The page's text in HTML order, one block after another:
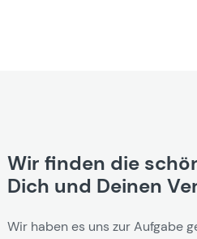
Wir finden die
Dich und Deinen
Wir haben es uns zur Aufgabe